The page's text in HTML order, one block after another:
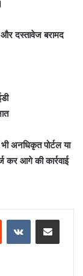
और दस्तावेज बरामद
अनधिकृत पोर्टल या
कर आगे की कार्रवाई
Reddit VKontakteShare via Email